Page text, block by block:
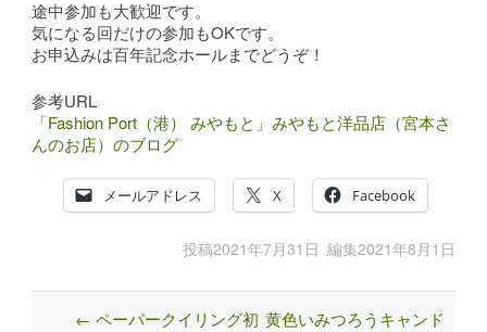
途中参加も大歓迎です。
気になる回だけの参加もOKです。
お申込みは百年記念ホールまでどうぞ！
参考URL
「Fashion Port（港） みやもと」みやもと洋品店（宮本さ
んのお店）のブログ
投稿2021年7月31日編集2021年8月1日